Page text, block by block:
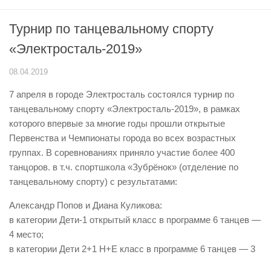
Турнир по танцевальному спорту
«Электросталь-2019»
08.04.2019
7 апреля в городе Электросталь состоялся турнир по
танцевальному спорту «Электросталь-2019», в рамках
которого впервые за многие годы прошли открытые
Первенства и Чемпионаты города во всех возрастных
группах. В соревнованиях приняло участие более 400
танцоров. в т.ч. спортшкола «Зубрёнок» (отделение по
танцевальному спорту) с результатами:
Александр Попов и Диана Куликова:
в категории Дети-1 открытый класс в программе 6 танцев —
4 место;
в категории Дети 2+1 Н+Е класс в программе 6 танцев — 3